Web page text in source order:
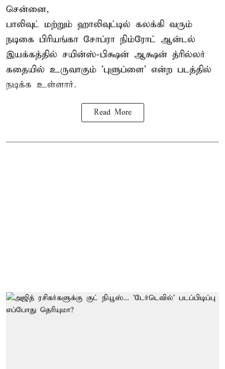
சென்னை,
பாலிவுட் மற்றும் ஹாலிவுட்டில் கலக்கி வரும்
நடிகை பிரியங்கா சோப்ரா நிம்ரோட் ஆன்டல்
இயக்கத்தில் சயின்ஸ்-பிக்ஷன் ஆக்ஷன் த்ரில்லர்
கதையில் உருவாகும் 'புளுப்ளை' என்ற படத்தில்
நடிக்க உள்ளார்.
Read More